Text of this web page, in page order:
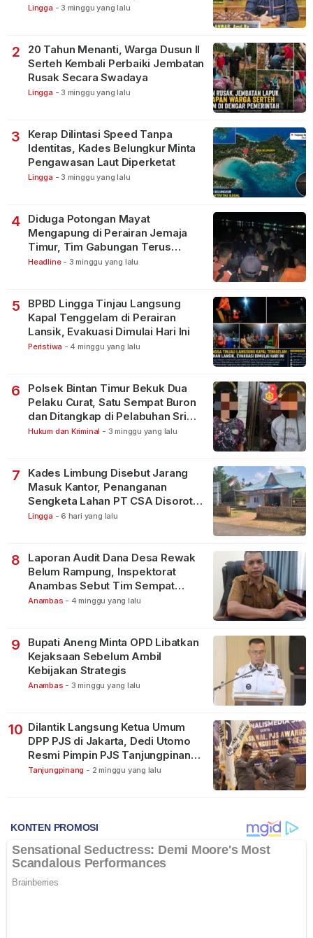
Lingga - 3 minggu yang lalu
2
20 Tahun Menanti, Warga Dusun II
Serteh Kembali Perbaiki Jembatan
Rusak Secara Swadaya
Lingga - 3 minggu yang lalu
3
Kerap Dilintasi Speed Tanpa
Identitas, Kades Belungkur Minta
Pengawasan Laut Diperketat
Lingga - 3 minggu yang lalu
4
Diduga Potongan Mayat
Mengapung di Perairan Jemaja
Timur, Tim Gabungan Terus
Lakukan Pencarian
Headline - 3 minggu yang lalu
5
BPBD Lingga Tinjau Langsung
Kapal Tenggelam di Perairan
Lansik, Evakuasi Dimulai Hari Ini
Peristiwa - 4 minggu yang lalu
6
Polsek Bintan Timur Bekuk Dua
Pelaku Curat, Satu Sempat Buron
dan Ditangkap di Pelabuhan Sri
Bintan Pura
Hukum dan Kriminal - 3 minggu yang lalu
7
Kades Limbung Disebut Jarang
Masuk Kantor, Penanganan
Sengketa Lahan PT CSA Disorot
Warga
Lingga - 6 hari yang lalu
8
Laporan Audit Dana Desa Rewak
Belum Rampung, Inspektorat
Anambas Sebut Tim Sempat
Terbagi Tangani Kasus Lain
Anambas - 4 minggu yang lalu
9
Bupati Aneng Minta OPD Libatkan
Kejaksaan Sebelum Ambil
Kebijakan Strategis
Anambas - 3 minggu yang lalu
10 Dilantik Langsung Ketua Umum
DPP PJS di Jakarta, Dedi Utomo
Resmi Pimpin PJS Tanjungpinang-
Bintan
Tanjungpinang - 2 minggu yang lalu